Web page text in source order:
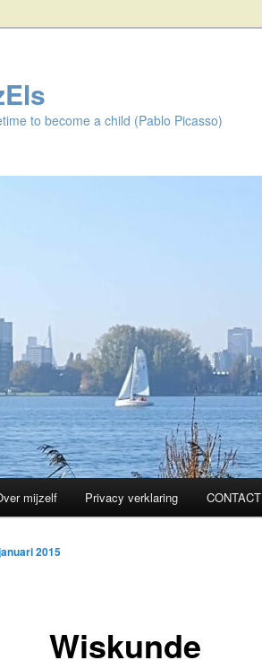
to become a child (Pablo Picasso)
mijzelf Privacy verklaring CONTACT
Wiskunde
2015